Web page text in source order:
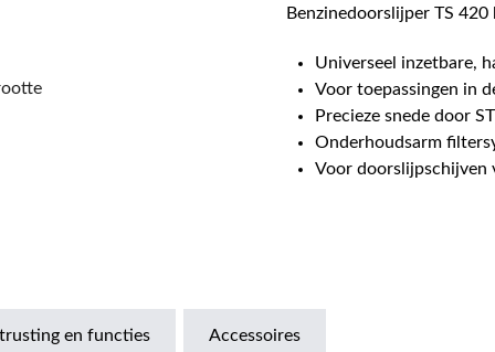
Benzinedoorslijper TS
Universeel inzetbare,
Voor toepassingen in
Precieze snede door
Onderhoudsarm
Voor doorslijpschijven
en functies Accessoires